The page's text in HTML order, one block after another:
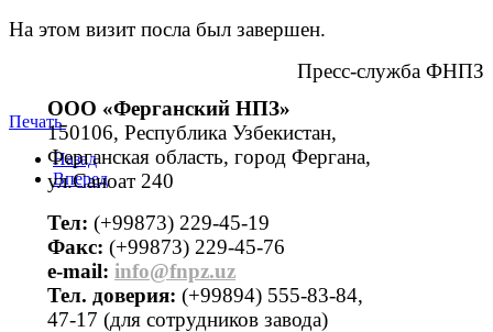
На этом визит посла был завершен.
Пресс-служба ФНПЗ
Печать
Назад
Вперед
ООО «Ферганский НПЗ»
150106, Республика Узбекистан,
Ферганская область, город Фергана,
ул.Саноат 240
Тел: (+99873) 229-45-19
Факс: (+99873) 229-45-76
е-mail: info@fnpz.uz
Тел. доверия: (+99894) 555-83-84,
47-17 (для сотрудников завода)